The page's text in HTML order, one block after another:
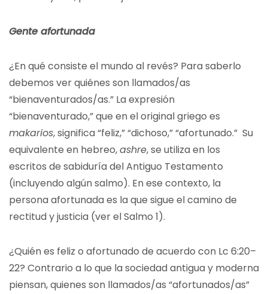
Gente afortunada
¿En qué consiste el mundo al revés? Para saberlo
debemos ver quiénes son llamados/as
“bienaventurados/as.” La expresión
“bienaventurado,” que en el original griego es
makarios, significa “feliz,” “dichoso,” “afortunado.” Su
equivalente en hebreo,ashre, se utiliza en los
escritos de sabiduría del Antiguo Testamento
(incluyendo algún salmo). En ese contexto, la
persona afortunada es la que sigue el camino de
rectitud y justicia (ver el Salmo 1).
¿Quién es feliz o afortunado de acuerdo con Lc 6:20–
22? Contrario a lo que la sociedad antigua y moderna
piensan, quienes son llamados/as “afortunados/as”